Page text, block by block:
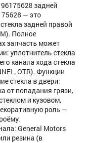
задней
— это
задней правой
Полное
запчасть может
уплотнитель стекла
канала хода стекла
OTR). Функции
стекла в двери;
от попадания грязи,
и кузовом,
роль —
General Motors
резина (в